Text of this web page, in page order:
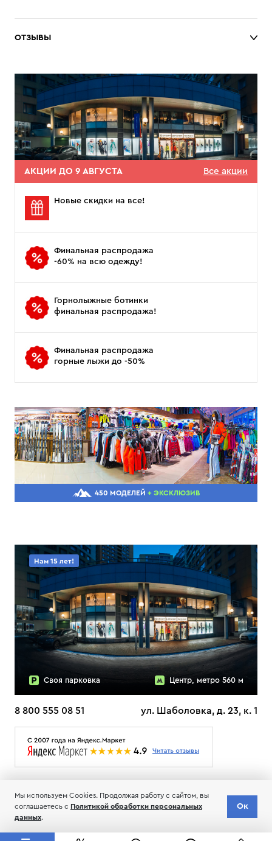
Доставка
Добавить в корзину
ОТЗЫВЫ
АКЦИИ ДО 9 АВГУСТА Все акции
Новые скидки на все!
Финальная распродажа
-60% на всю одежду!
Горнолыжные ботинки
финальная распродажа!
Финальная распродажа
горные лыжи до -50%
450 МОДЕЛЕЙ + ЭКСКЛЮЗИВ
Нам 15 лет!
Своя парковка Центр, метро 560 м
8 800 555 08 51 ул. Шаболовка, д. 23, к. 1
© 2006-2026 Пределанет
Мы используем Cookies. Продолжая работу с сайтом, вы
соглашаетесь с Политикой обработки персональных
данных.
Ок